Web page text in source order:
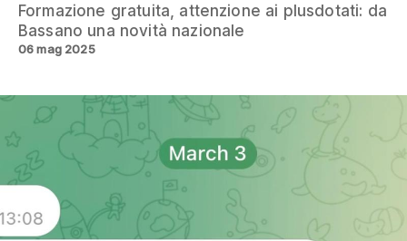
Formazione gratuita, attenzione ai plusdotati: da
Bassano una novità nazionale
06 mag 2025